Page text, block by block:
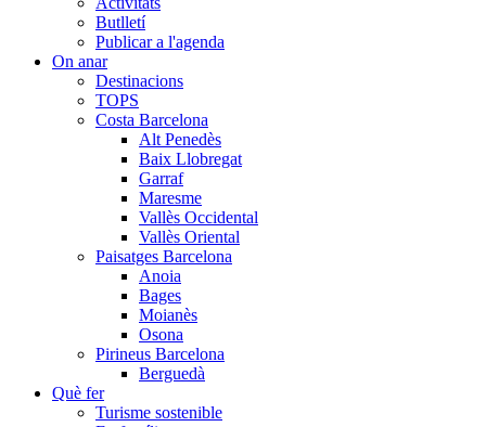
Butlletí
Publicar a l'agenda
On anar
Destinacions
TOPS
Costa Barcelona
Alt Penedès
Baix Llobregat
Garraf
Maresme
Vallès Occidental
Vallès Oriental
Paisatges Barcelona
Anoia
Bages
Moianès
Osona
Pirineus Barcelona
Berguedà
Què fer
Turisme sostenible